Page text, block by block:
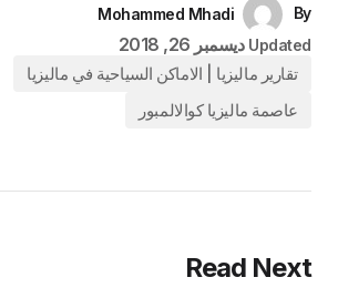
By
Mohammed Mhadi
Updated ديسمبر 26, 2018
تقارير ماليزيا | الاماكن السياحية في ماليزيا
عاصمة ماليزيا كوالالمبور
Read Next